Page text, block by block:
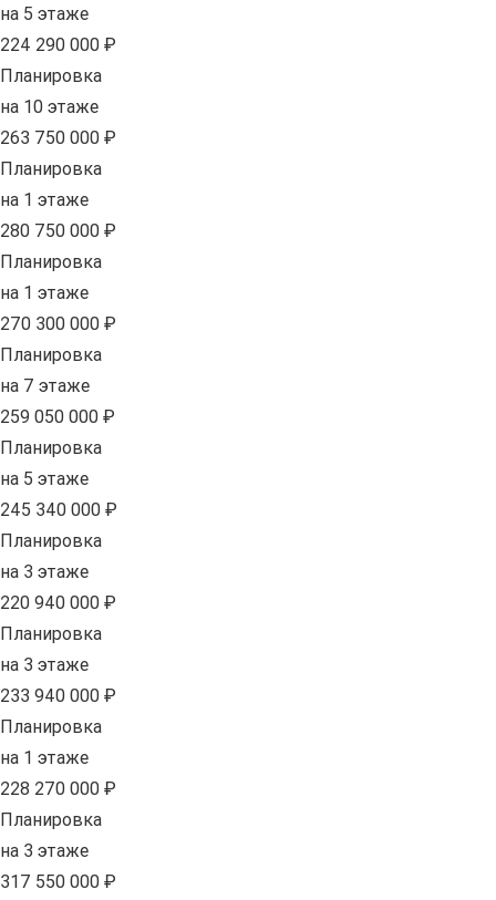
на 5 этаже
224 290 000 ₽
Планировка
на 10 этаже
263 750 000 ₽
Планировка
на 1 этаже
280 750 000 ₽
Планировка
на 1 этаже
270 300 000 ₽
Планировка
на 7 этаже
259 050 000 ₽
Планировка
на 5 этаже
245 340 000 ₽
Планировка
на 3 этаже
220 940 000 ₽
Планировка
на 3 этаже
233 940 000 ₽
Планировка
на 1 этаже
228 270 000 ₽
Планировка
на 3 этаже
317 550 000 ₽